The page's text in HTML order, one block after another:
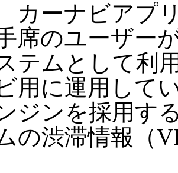
カーナビアプ
席のユーザー
テムとして利
用に運用して
ジンを採用す
の渋滞情報（